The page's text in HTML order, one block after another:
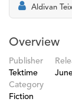
Aldivan
Overview
Publisher
Tektime
Category
Fiction